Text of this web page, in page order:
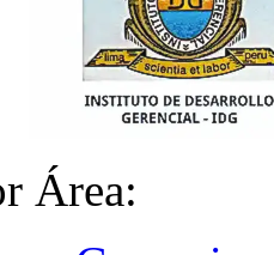
Área: